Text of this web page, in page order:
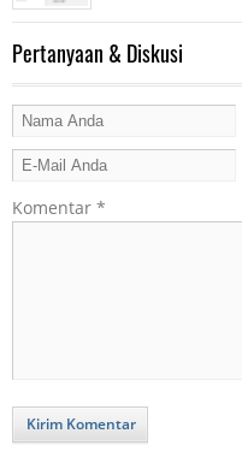
Pertanyaan & Diskusi
Komentar *
Kirim Komentar